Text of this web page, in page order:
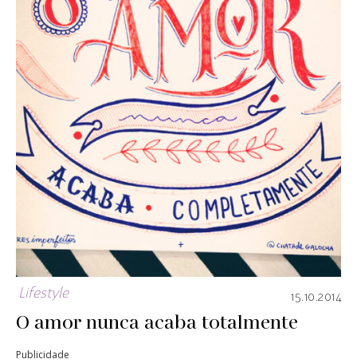
Lifestyle 15.10.2014
O amor nunca acaba totalmente
Publicidade